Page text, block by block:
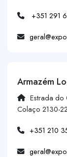
+351 291
Armazém
Estrada do
Colaço 2130-
+351 210